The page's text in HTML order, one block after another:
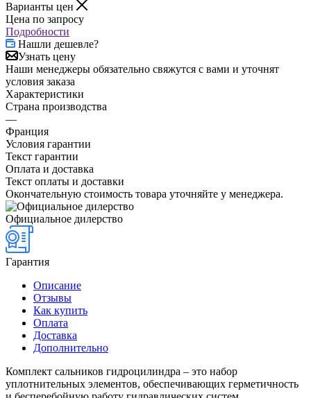
Варианты цен
Цена по запросу
Подробности
Нашли дешевле?
Узнать цену
Наши менеджеры обязательно свяжутся с вами и уточнят
условия заказа
Характеристики
Страна производства
—
Франция
Условия гарантии
Текст гарантии
Оплата и доставка
Текст оплаты и доставки
Окончательную стоимость товара уточняйте у менеджера.
Официальное дилерство
Гарантия
Описание
Отзывы
Как купить
Оплата
Доставка
Дополнительно
Комплект сальников гидроцилиндра – это набор
уплотнительных элементов, обеспечивающих герметичность